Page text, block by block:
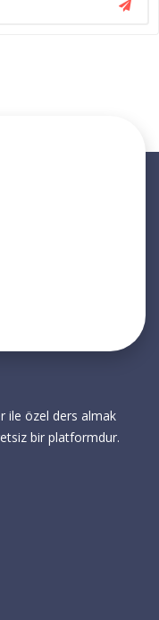
ile özel ders almak
bir platformdur.